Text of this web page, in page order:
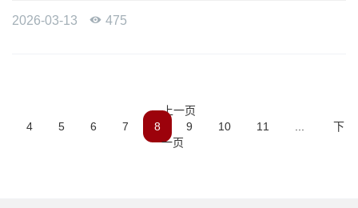
2026-03-13  475
上一页
4
5 6 7 8 9 10 11
下
一页